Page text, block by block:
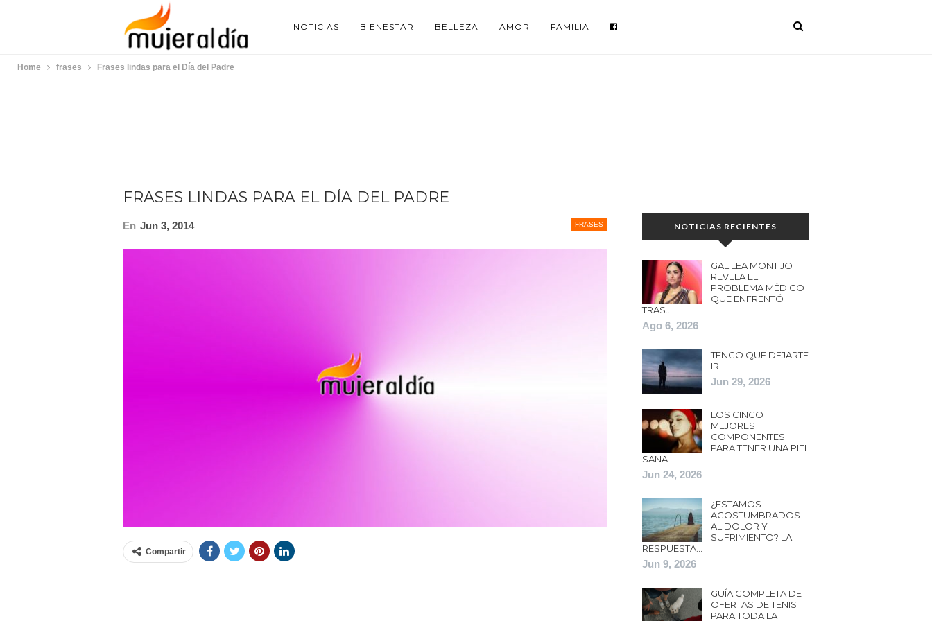
NOTICIAS BIENESTAR BELLEZA AMOR FAMILIA
Home frases Frases lindas para el Día del Padre
FRASES LINDAS PARA EL DÍA DEL PADRE
FRASES
En Jun 3, 2014
Compartir
NOTICIAS RECIENTES
GALILEA MONTIJO
REVELA EL
PROBLEMA MÉDICO
QUE ENFRENTÓ
TRAS…
Ago 6, 2026
TENGO QUE DEJARTE
IR
Jun 29, 2026
LOS CINCO
MEJORES
COMPONENTES
PARA TENER UNA PIEL
SANA
Jun 24, 2026
¿ESTAMOS
ACOSTUMBRADOS
AL DOLOR Y
SUFRIMIENTO? LA
RESPUESTA…
Jun 9, 2026
GUÍA COMPLETA DE
OFERTAS DE TENIS
PARA TODA LA